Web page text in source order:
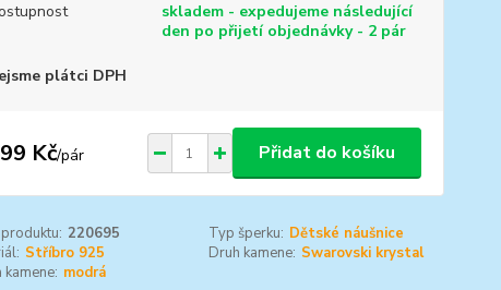
skladem - expedujeme následující
den po přijetí objednávky - 2 pár
plátci DPH
Kč/pár Přidat do košíku
220695 Typ šperku: Dětské náušnice
Stříbro 925 Druh kamene: Swarovski krystal
kamene: modrá